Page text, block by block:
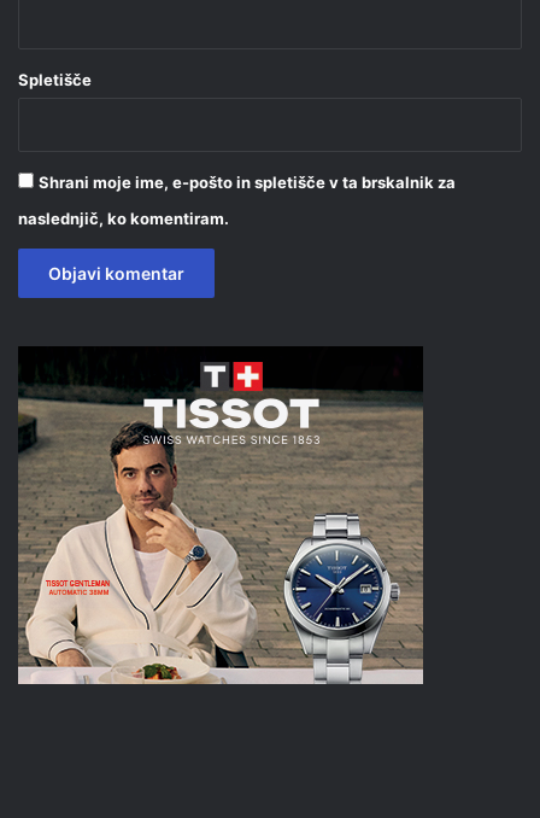
Spletišče
Shrani moje ime, e-pošto in spletišče v ta brskalnik za
naslednjič, ko komentiram.